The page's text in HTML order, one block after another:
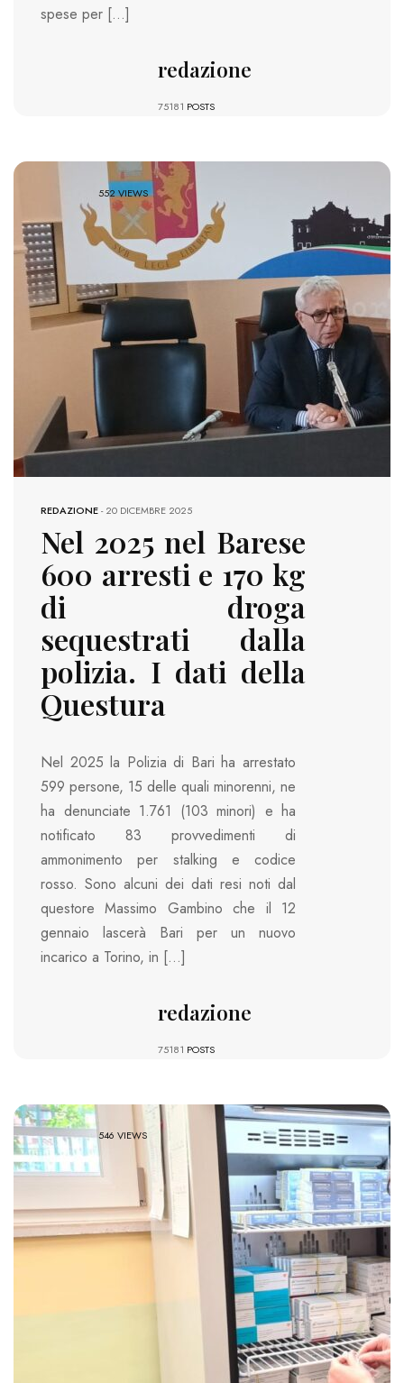
spese per […]
redazione
75181 POSTS
552 VIEWS
REDAZIONE-20 DICEMBRE 2025
Nel 2025 nel Barese
600 arresti e 170 kg
di droga
sequestrati dalla
polizia. I dati della
Questura
Nel 2025 la Polizia di Bari ha arrestato
599 persone, 15 delle quali minorenni, ne
ha denunciate 1.761 (103 minori) e ha
notificato 83 provvedimenti di
ammonimento per stalking e codice
rosso. Sono alcuni dei dati resi noti dal
questore Massimo Gambino che il 12
gennaio lascerà Bari per un nuovo
incarico a Torino, in […]
redazione
75181 POSTS
546 VIEWS